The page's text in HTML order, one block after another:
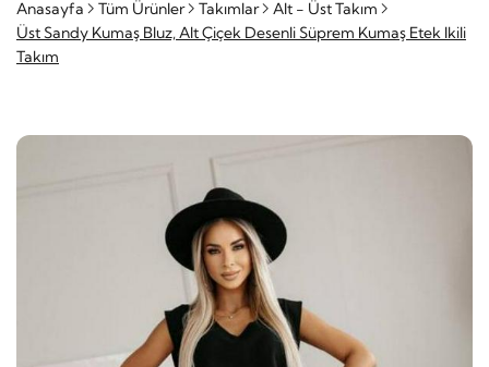
Anasayfa Tüm Ürünler Takımlar
Alt - Üst Takım
Üst Sandy Kumaş Bluz, Alt Çiçek Desenli Süprem Kumaş Etek Ikili
Takım